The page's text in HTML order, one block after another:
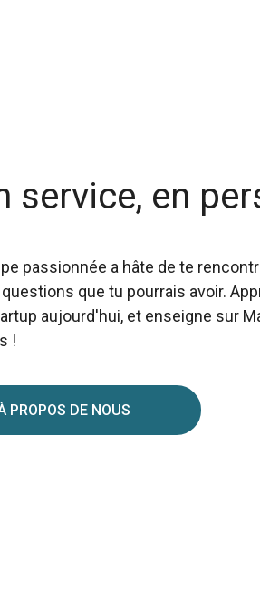
service, en
passionnée a hâte de te
que tu pourrais avoir.
aujourd'hui, et enseigne sur
!
PROPOS DE NOUS